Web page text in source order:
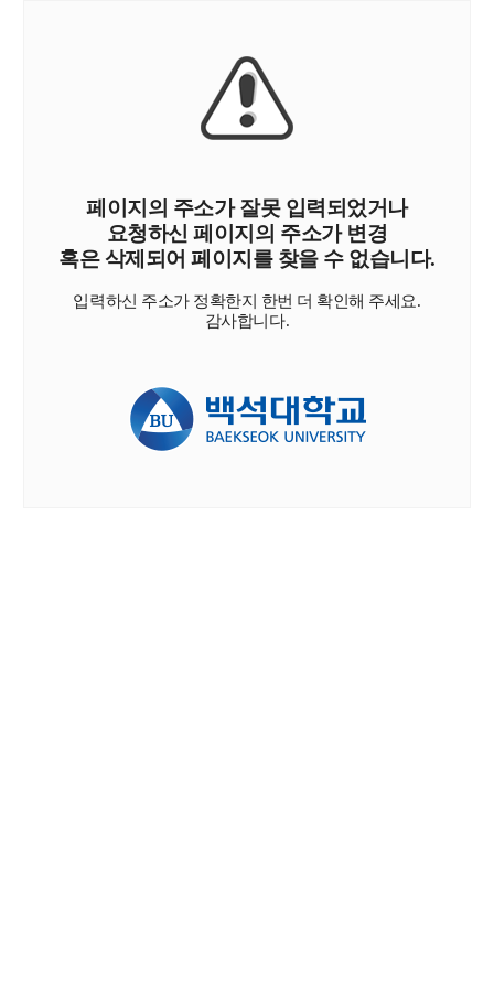
페이지의 주소가 잘못 입력되었거나
요청하신 페이지의 주소가 변경
혹은 삭제되어 페이지를 찾을 수 없습니다.
입력하신 주소가 정확한지 한번 더 확인해 주세요.
감사합니다.